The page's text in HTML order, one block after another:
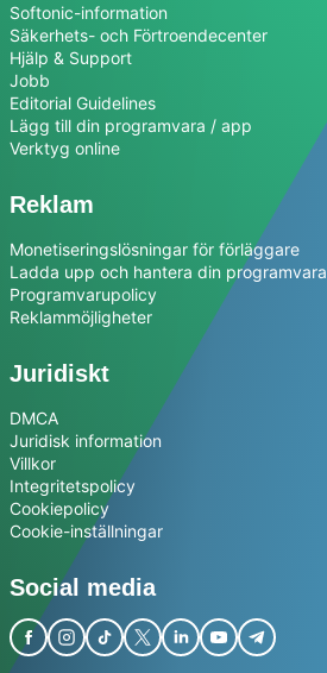
Softonic-information
Säkerhets- och Förtroendecenter
Hjälp & Support
Jobb
Editorial Guidelines
Lägg till din programvara / app
Verktyg online
Reklam
Monetiseringslösningar för förläggare
Ladda upp och hantera din programvara
Programvarupolicy
Reklammöjligheter
Juridiskt
DMCA
Juridisk information
Villkor
Integritetspolicy
Cookiepolicy
Cookie-inställningar
Social media